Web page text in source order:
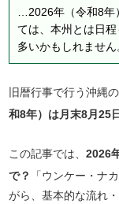
…2026年（令和8
ては、本州とは日
多いかもしれません
旧暦行事で行う沖縄
和8年）は月末8月25
この記事では、2026
で？
「ウンケー・ナ
がら、基本的な流れ